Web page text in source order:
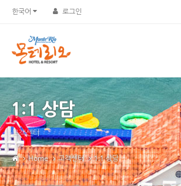
한국어 로그인
1:1 상담
고객센터
Home 고객센터 1:1 상담